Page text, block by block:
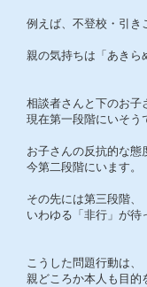
例えば、不登校・引き
親の気持ちは「あきら
相談者さんと下のお子
現在第一段階にいそう
お子さんの反抗的な態
今第二段階にいます。
その先には第三段階、
いわゆる「非行」が待
こうした問題行動は、
親どころか本人も目的